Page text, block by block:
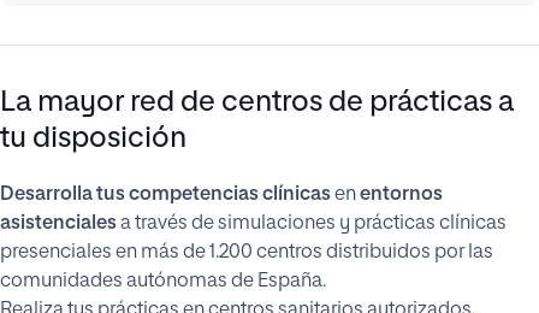
La mayor red de centros de prácticas a
tu disposición
Desarrolla tus competencias clínicasenentornos
asistencialesa través de simulaciones y prácticas clínicas
presenciales en más de 1.200 centros distribuidos por las
comunidades autónomas de España.